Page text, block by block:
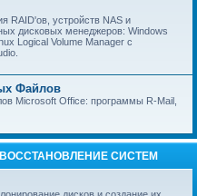
RAID'ов, устройств NAS и
дисковых менеджеров: Windows
Logical Volume Manager с
Файлов
Microsoft Office: программы R-Mail,
СИСТЕМ